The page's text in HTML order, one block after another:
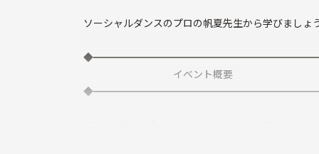
ソーシャルダンスのプロの帆夏先生から学びましょう
イベント概要